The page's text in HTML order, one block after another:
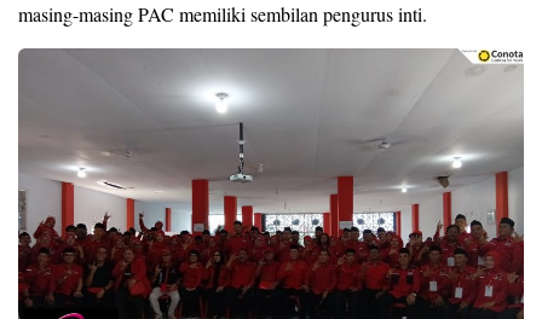
masing-masing PAC memiliki sembilan pengurus inti.